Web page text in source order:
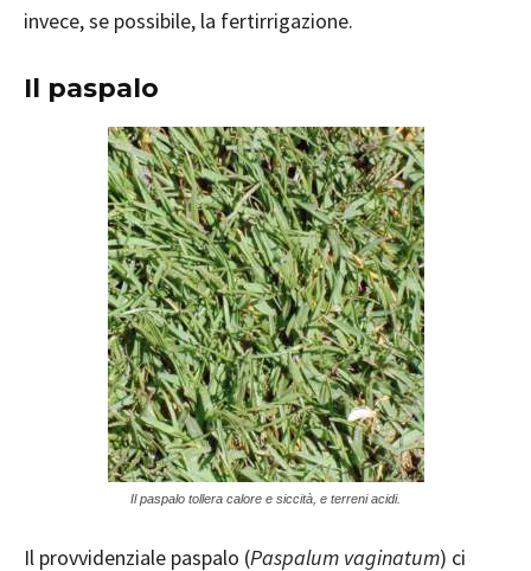
invece, se possibile, la fertirrigazione.
Il paspalo
Il paspalo tollera calore e siccità, e terreni acidi.
Il provvidenziale paspalo (Paspalum vaginatum) ci